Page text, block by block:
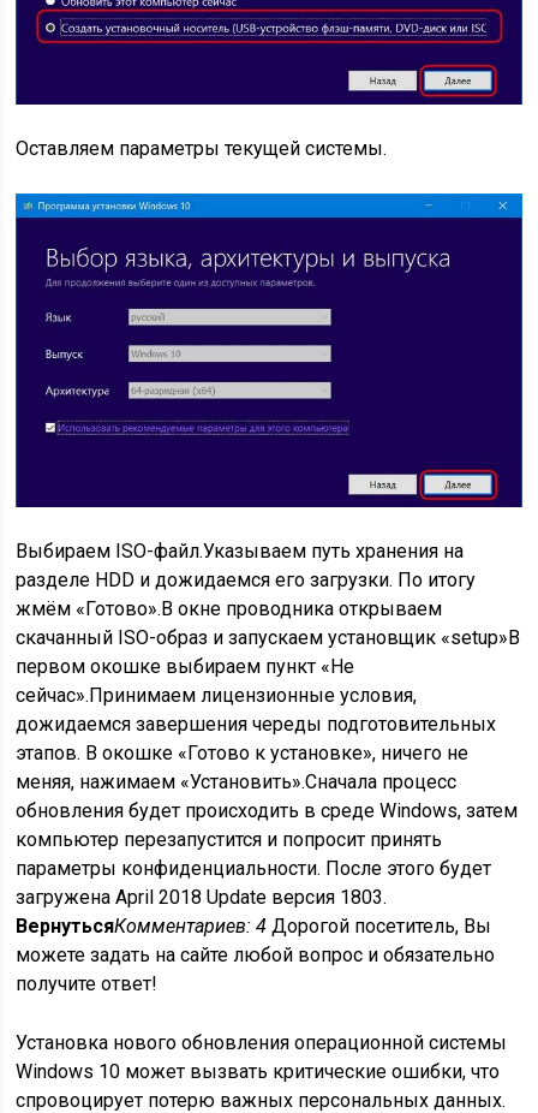
Оставляем параметры текущей системы.
Выбираем ISO-файл.Указываем путь хранения на
разделе HDD и дожидаемся его загрузки. По итогу
жмём «Готово».В окне проводника открываем
скачанный ISO-образ и запускаем установщик «setup»В
первом окошке выбираем пункт «Не
сейчас».Принимаем лицензионные условия,
дожидаемся завершения череды подготовительных
этапов. В окошке «Готово к установке», ничего не
меняя, нажимаем «Установить».Сначала процесс
обновления будет происходить в среде Windows, затем
компьютер перезапустится и попросит принять
параметры конфиденциальности. После этого будет
загружена April 2018 Update версия 1803.
ВернутьсяКомментариев: 4 Дорогой посетитель, Вы
можете задать на сайте любой вопрос и обязательно
получите ответ!
Установка нового обновления операционной системы
Windows 10 может вызвать критические ошибки, что
спровоцирует потерю важных персональных данных.